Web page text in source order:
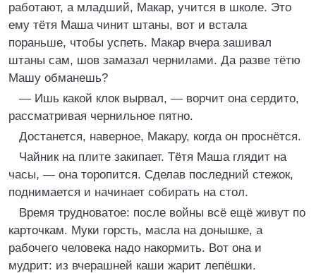
работают, а младший, Макар, учится в школе. Это
ему тётя Маша чинит штаны, вот и встала
пораньше, чтобы успеть. Макар вчера зашивал
штаны сам, шов замазал чернилами. Да разве тётю
Машу обманешь?
— Ишь какой клок вырвал, — ворчит она сердито,
рассматривая чернильное пятно.
Достанется, наверное, Макару, когда он проснётся.
Чайник на плите закипает. Тётя Маша глядит на
часы, — она торопится. Сделав последний стежок,
поднимается и начинает собирать на стол.
Время трудноватое: после войны всё ещё живут по
карточкам. Муки горсть, масла на донышке, а
рабочего человека надо накормить. Вот она и
мудрит: из вчерашней каши жарит лепёшки.